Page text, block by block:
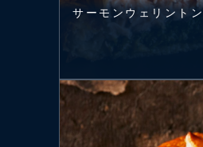
サーモンウェリントン